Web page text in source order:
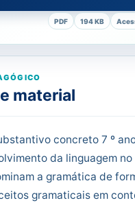
PDF 194 KB
material
concreto 7 º
da linguagem
a gramática de
gramaticais em